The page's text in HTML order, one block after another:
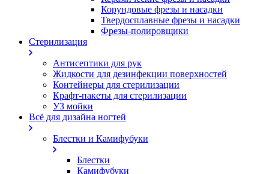
Корундовые фрезы и насадки
Твердосплавные фрезы и насадки
Фрезы-полировщики
Стерилизация
Антисептики для рук
Жидкости для дезинфекции поверхностей
Контейнеры для стерилизации
Крафт-пакеты для стерилизации
УЗ мойки
Всё для дизайна ногтей
Блестки и Камифубуки
Блестки
Камифубуки